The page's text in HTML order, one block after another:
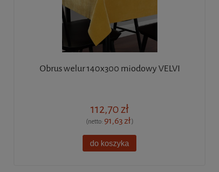
Obrus welur 140x300 miodowy VELVI
112,70 zł
(netto: 91,63 zł)
do koszyka